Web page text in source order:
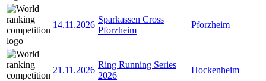
14.11.2026
Sparkassen Cross
Pforzheim
Pforzheim
21.11.2026
Ring Running Series
2026
Hockenheim